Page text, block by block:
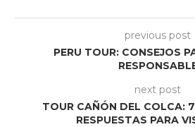
previous post
PERU TOUR: CONSEJOS
next post
TOUR CAÑÓN DEL COLCA:
RESPUESTAS PARA